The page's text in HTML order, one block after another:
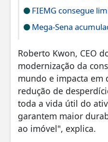
FIEMG consegue
Mega-Sena
Roberto Kwon, CEO
modernização da
mundo e impacta em
redução de
toda a vida útil do
garantem maior
ao imóvel", explica.